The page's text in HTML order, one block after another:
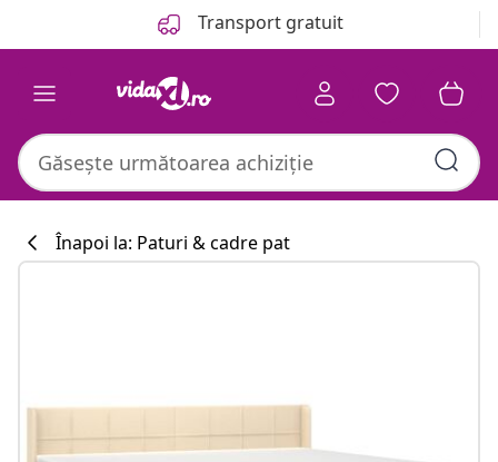
Transport gratuit
Înapoi la: Paturi & cadre pat